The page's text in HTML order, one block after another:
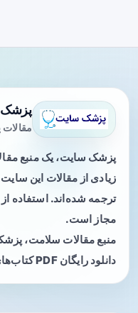
پزشک سایت، یک منبع
زیادی از مقالات این
ترجمه شده‌اند. استفاده
مجاز است.
منبع مقالات سلامت،
دانلود رایگان PDF کتاب‌های پزشکی.